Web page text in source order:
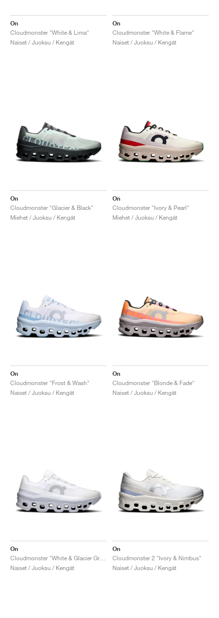
On
Cloudmonster "White & Lima"
Naiset / Juoksu / Kengät
On
Cloudmonster "White & Flame"
Naiset / Juoksu / Kengät
On
Cloudmonster "Glacier & Black"
Miehet / Juoksu / Kengät
On
Cloudmonster "Ivory & Pearl"
Miehet / Juoksu / Kengät
On
Cloudmonster "Frost & Wash"
Naiset / Juoksu / Kengät
On
Cloudmonster "Blonde & Fade"
Naiset / Juoksu / Kengät
On
Naiset / Juoksu / Kengät
On
Cloudmonster 2 "Ivory & Nimbus"
Naiset / Juoksu / Kengät